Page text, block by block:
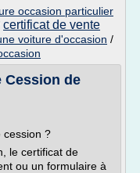
occasion particulier
certificat de vente
voiture d'occasion /
Cession de
cession ?
le certificat de
ou un formulaire à